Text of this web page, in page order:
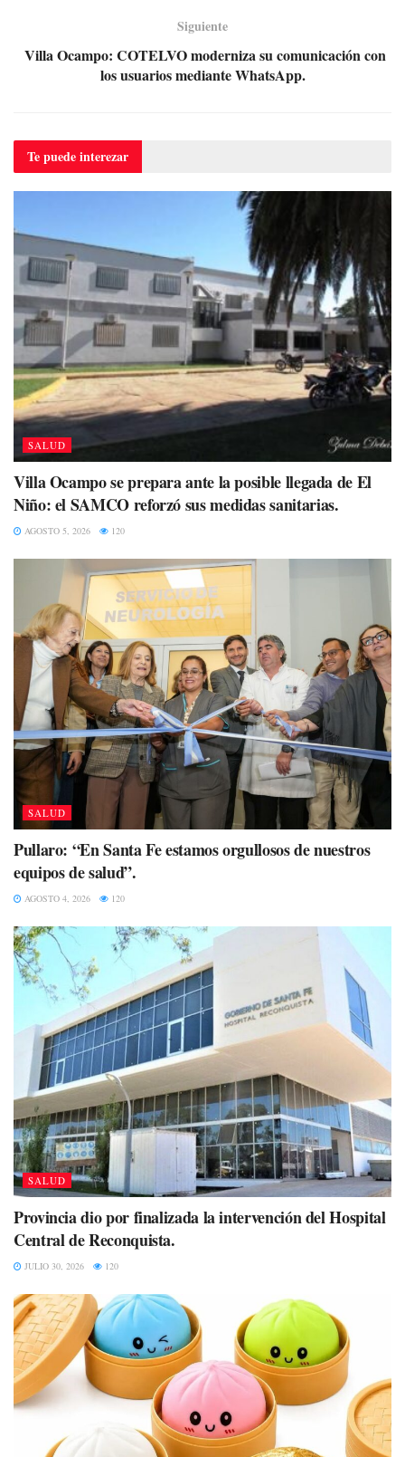
Siguiente
Villa Ocampo: COTELVO moderniza su comunicación con
los usuarios mediante WhatsApp.
Te puedeinterezar
SALUD
Villa Ocampo se prepara ante la posible llegada de El
Niño: el SAMCO reforzó sus medidas sanitarias.
AGOSTO 5, 2026 120
SALUD
Pullaro: “En Santa Fe estamos orgullosos de nuestros
equipos de salud”.
AGOSTO 4, 2026 120
SALUD
Provincia dio por finalizada la intervención del Hospital
Central de Reconquista.
JULIO 30, 2026 120